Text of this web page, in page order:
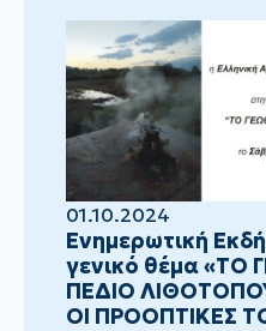
01.10.2024
Ενημερωτική
γενικό θέμα «ΤΟ
ΠΕΔΙΟ
ΟΙ ΠΡΟΟΠΤΙΚΕΣ